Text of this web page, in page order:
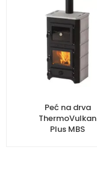
Peć na drva
ThermoVulkan
Plus MBS